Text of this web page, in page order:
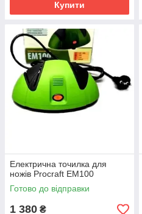
Купити
Електрична точилка для
ножів Procraft EM100
Готово до відправки
1 380 ₴